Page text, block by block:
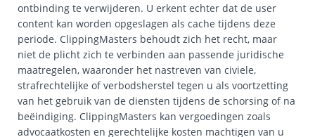
ontbinding te verwijderen. U erkent echter dat de user
content kan worden opgeslagen als cache tijdens deze
periode. ClippingMasters behoudt zich het recht, maar
niet de plicht zich te verbinden aan passende juridische
maatregelen, waaronder het nastreven van civiele,
strafrechtelijke of verbodsherstel tegen u als voortzetting
van het gebruik van de diensten tijdens de schorsing of na
beëindiging. ClippingMasters kan vergoedingen zoals
advocaatkosten en gerechtelijke kosten machtigen van u